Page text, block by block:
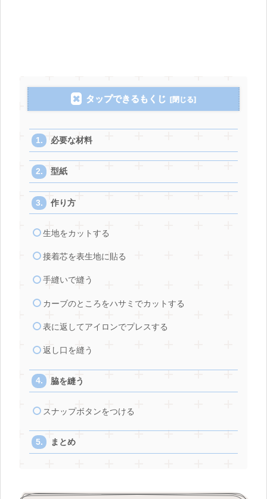
タップできるもくじ
必要な材料
型紙
作り方
生地をカットする
接着芯を表生地に貼る
手縫いで縫う
カーブのところをハサミでカットする
表に返してアイロンでプレスする
返し口を縫う
脇を縫う
スナップボタンをつける
まとめ